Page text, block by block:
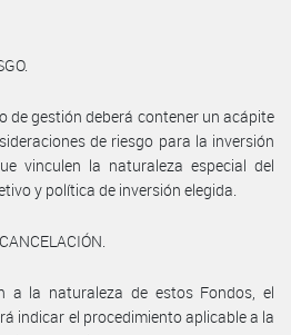
de gestión deberá contener un acápite
de riesgo para la inversión
vinculen la naturaleza especial del
y política de inversión elegida.
a la naturaleza de estos Fondos, el
indicar el procedimiento aplicable a la